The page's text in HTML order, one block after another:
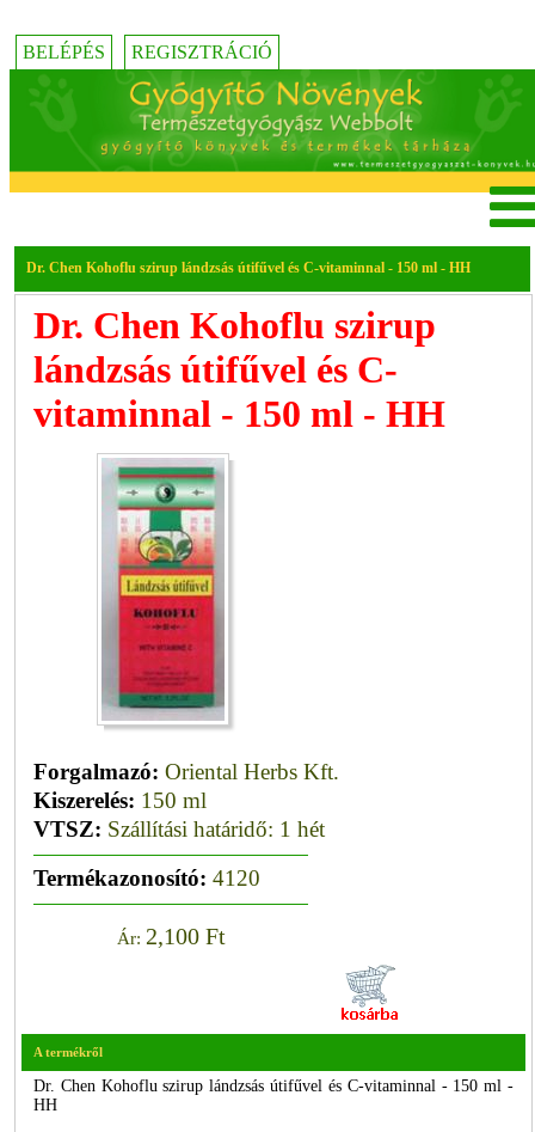
BELÉPÉS REGISZTRÁCIÓ
Dr. Chen Kohoflu szirup lándzsás útifűvel és C-vitaminnal - 150 ml - HH
Dr. Chen Kohoflu szirup
lándzsás útifűvel és C-
vitaminnal - 150 ml - HH
Forgalmazó: Oriental Herbs Kft.
Kiszerelés: 150 ml
VTSZ: Szállítási határidő: 1 hét
Termékazonosító: 4120
Ár: 2,100 Ft
A termékről
Dr. Chen Kohoflu szirup lándzsás útifűvel és C-vitaminnal - 150 ml -
HH